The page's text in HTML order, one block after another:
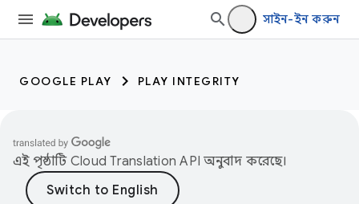
সাইন-ইন করুন
GOOGLE PLAY PLAY INTEGRITY
এই পৃষ্ঠাটি Cloud Translation API অনুবাদ করেছে।